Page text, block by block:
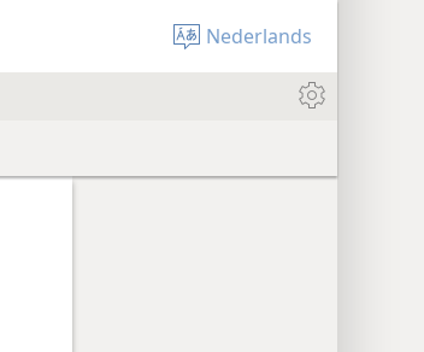
Nederlands